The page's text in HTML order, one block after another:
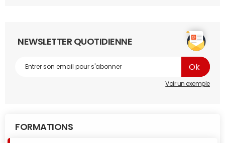
NEWSLETTER QUOTIDIENNE
Voir un exemple
FORMATIONS